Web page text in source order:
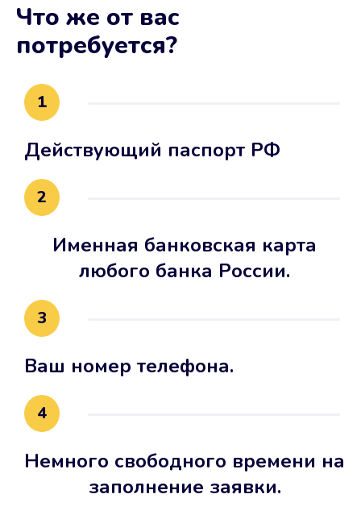
Что же от вас
потребуется?
1
Действующий паспорт РФ
2
Именная банковская карта
любого банка России.
3
Ваш номер телефона.
4
Немного свободного времени на
заполнение заявки.